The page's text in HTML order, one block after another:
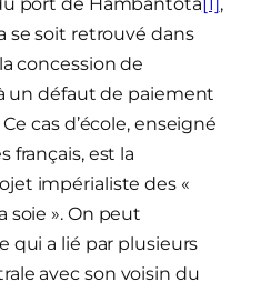
se soit retrouvé dans
concession de
un défaut de paiement
cas d’école, enseigné
français, est la
impérialiste des «
soie ». On peut
qui a lié par plusieurs
avec son voisin du